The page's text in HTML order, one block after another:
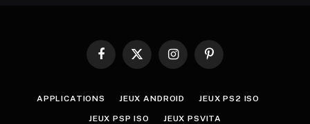
Facebook
X
InstagramPinterest
APPLICATIONS JEUX ANDROID JEUX PS2 ISO
JEUX PSP ISO JEUX PSVITA